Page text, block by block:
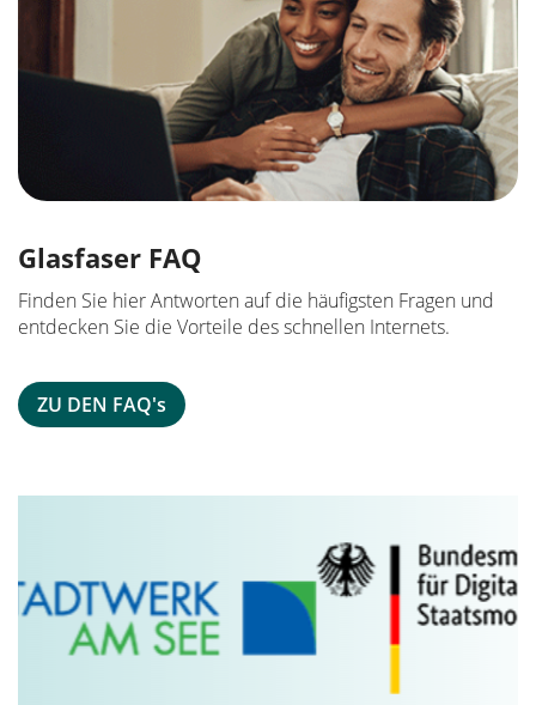
Glasfaser FAQ
Finden Sie hier Antworten auf die häufigsten Fragen und
entdecken Sie die Vorteile des schnellen Internets.
ZU DEN FAQ's